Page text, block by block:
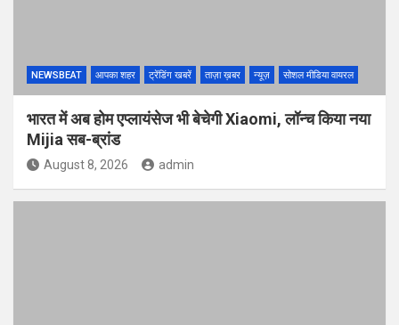
NEWSBEAT आपका शहर ट्रेंडिंग खबरें ताज़ा ख़बर न्यूज़ सोशल मीडिया वायरल
भारत में अब होम एप्लायंसेज भी बेचेगी Xiaomi, लॉन्च किया नया
Mijia सब-ब्रांड
August 8, 2026 admin